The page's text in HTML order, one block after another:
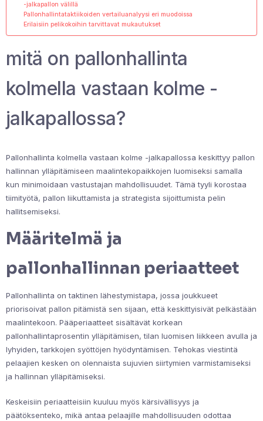
-jalkapallon välillä
Pallonhallintataktiikoiden vertailuanalyysi eri muodoissa
Erilaisiin pelikokoihin tarvittavat mukautukset
mitä on pallonhallinta
kolmella vastaan kolme -
jalkapallossa?
Pallonhallinta kolmella vastaan kolme -jalkapallossa keskittyy pallon
hallinnan ylläpitämiseen maalintekopaikkojen luomiseksi samalla
kun minimoidaan vastustajan mahdollisuudet. Tämä tyyli korostaa
tiimityötä, pallon liikuttamista ja strategista sijoittumista pelin
hallitsemiseksi.
Määritelmä ja
pallonhallinnan periaatteet
Pallonhallinta on taktinen lähestymistapa, jossa joukkueet
priorisoivat pallon pitämistä sen sijaan, että keskittyisivät pelkästään
maalintekoon. Pääperiaatteet sisältävät korkean
pallonhallintaprosentin ylläpitämisen, tilan luomisen liikkeen avulla ja
lyhyiden, tarkkojen syöttöjen hyödyntämisen. Tehokas viestintä
pelaajien kesken on olennaista sujuvien siirtymien varmistamiseksi
ja hallinnan ylläpitämiseksi.
Keskeisiin periaatteisiin kuuluu myös kärsivällisyys ja
päätöksenteko, mikä antaa pelaajille mahdollisuuden odottaa